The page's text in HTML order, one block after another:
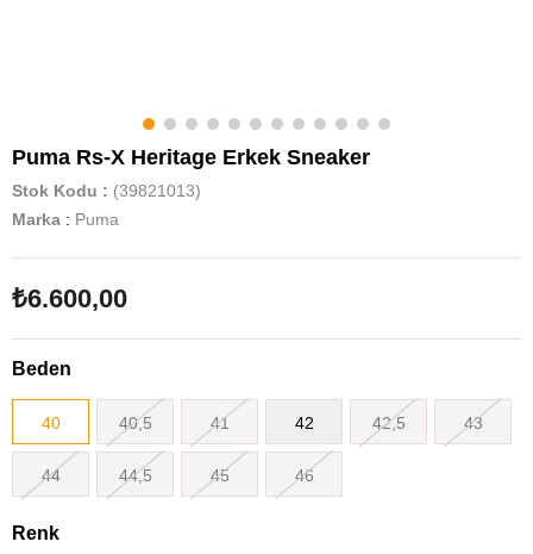
Puma Rs-X Heritage Erkek Sneaker
Stok Kodu
(39821013)
Marka : Puma
₺6.600,00
Beden
40 40,5 41 42 42,5 43
44 44,5 45 46
Renk